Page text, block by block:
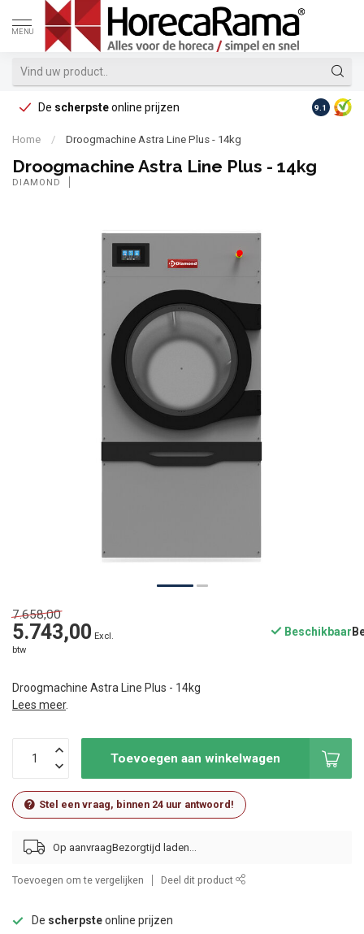
MENU
De scherpsteonline prijzen Op
9.1
Home / Droogmachine Astra Line Plus - 14kg
Droogmachine Astra Line Plus - 14kg
DIAMOND
7.658,00
5.743,00 Excl.
btw
Beschikbaar
Droogmachine Astra Line Plus - 14kg
Lees meer.
Toevoegen aan winkelwagen
Stel een vraag, binnen 24 uur antwoord!
Op aanvraag
Toevoegen om te vergelijken Deel dit product
De scherpsteonline prijzen